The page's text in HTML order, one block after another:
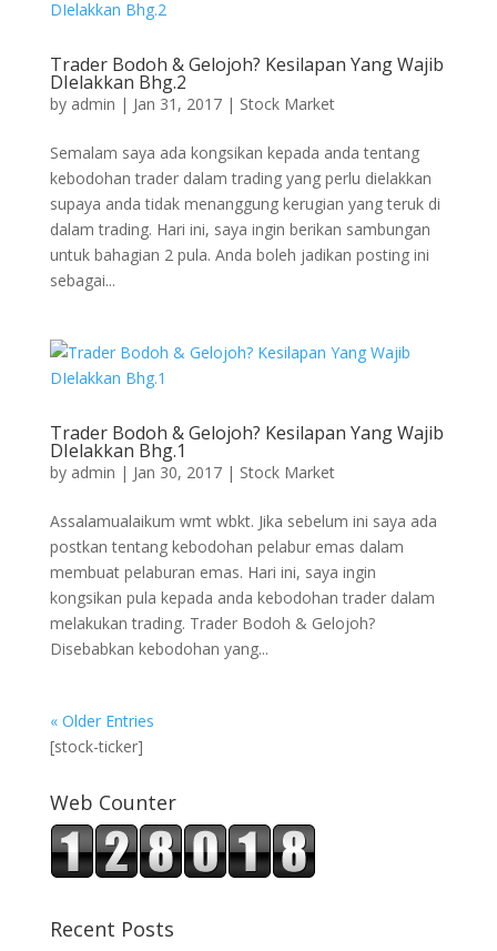
Trader Bodoh & Gelojoh? Kesilapan Yang Wajib
DIelakkan Bhg.2
by admin | Jan 31, 2017| Stock Market
Semalam saya ada kongsikan kepada anda tentang
kebodohan trader dalam trading yang perlu dielakkan
supaya anda tidak menanggung kerugian yang teruk di
dalam trading. Hari ini, saya ingin berikan sambungan
untuk bahagian 2 pula. Anda boleh jadikan posting ini
sebagai...
Trader Bodoh & Gelojoh? Kesilapan Yang Wajib
DIelakkan Bhg.1
by admin | Jan 30, 2017| Stock Market
Assalamualaikum wmt wbkt. Jika sebelum ini saya ada
postkan tentang kebodohan pelabur emas dalam
membuat pelaburan emas. Hari ini, saya ingin
kongsikan pula kepada anda kebodohan trader dalam
melakukan trading. Trader Bodoh & Gelojoh?
Disebabkan kebodohan yang...
« Older Entries
[stock-ticker]
Web Counter
Recent Posts